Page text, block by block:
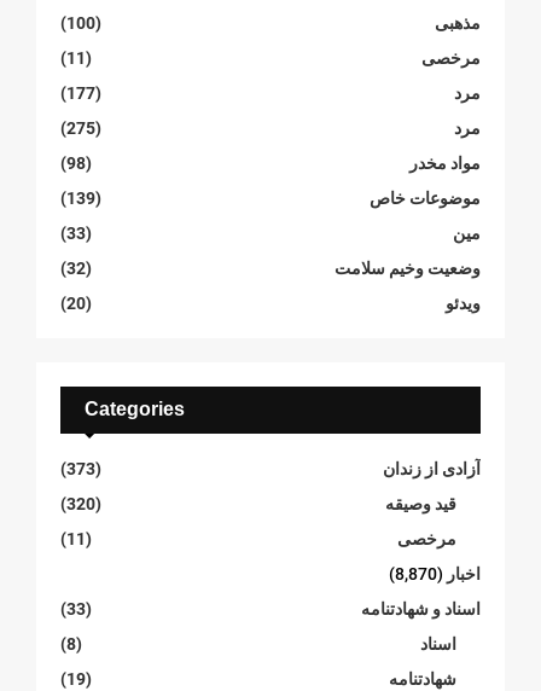
مذهبی
(100)
مرخصی
(11)
مرد
(177)
مرد
(275)
مواد مخدر
(98)
موضوعات خاص
(139)
مین
(33)
وضعیت وخیم سلامت
(32)
ویدئو
(20)
Categories
آزادی از زندان
(373)
قید وصیقه
(320)
مرخصی
(11)
اخبار (8,870)
اسناد و شهادتنامە
(33)
اسناد
(8)
شهادتنامە
(19)